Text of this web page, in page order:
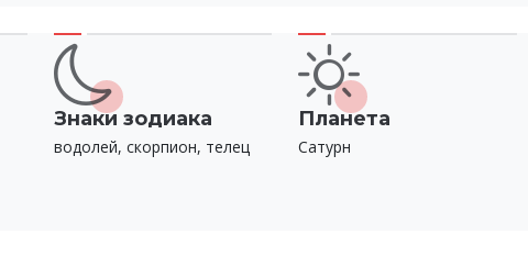
Знаки зодиака
водолей, скорпион, телец
Планета
Сатурн